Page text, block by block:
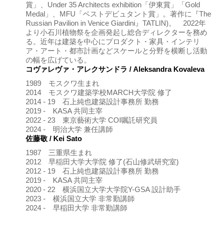
賞」、Under 35 Architects exhibition「伊東賞」「Gold
Medal」、MFU「ベストデビュタント賞」。著作に『The
Russian Pavilion in Venice Giardini』TATLIN)。 2022年
より小石川植物祭を企画発起し総合ディレクターを務め
る。近年は建築を中心にプロダクト・家具・インテリ
ア・アート・都市計画などスケールと分野を横断し活動
の幅を広げている。
コヴァレヴァ・アレクサンドラ / Aleksandra Kovaleva
1989 モスクワ生まれ
2014 モスクワ建築学校MARCH大学院 修了
2014 - 19 石上純也建築設計事務所 勤務
2019 - KASA 共同主宰
2022 - 23 東京藝術大学 COI嘱託研究員
2024 - 明治大学 兼任講師
佐藤敬 / Kei Sato
1987 三重県生まれ
2012 早稲田大学大学院 修了(石山修武研究室)
2012 - 19 石上純也建築設計事務所 勤務
2019 - KASA 共同主宰
2020 - 22 横浜国立大学大学院Y-GSA 設計助手
2023 - 横浜国立大学 非常勤講師
2024 - 早稲田大学 非常勤講師